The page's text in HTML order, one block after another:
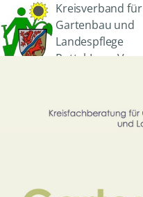
Kreisverband für
Gartenbau und
Landespflege
Rottal-Inn e.V.